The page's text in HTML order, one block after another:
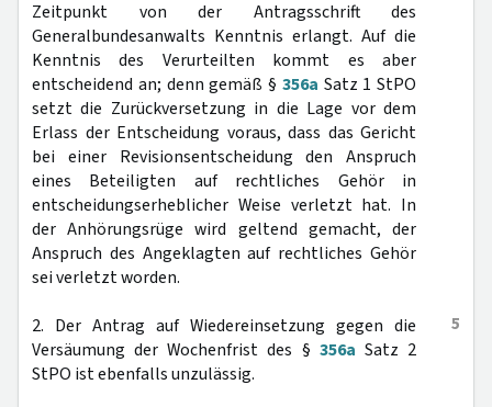
Zeitpunkt von der Antragsschrift des
Generalbundesanwalts Kenntnis erlangt. Auf die
Kenntnis des Verurteilten kommt es aber
entscheidend an; denn gemäß § 356a Satz 1 StPO
setzt die Zurückversetzung in die Lage vor dem
Erlass der Entscheidung voraus, dass das Gericht
bei einer Revisionsentscheidung den Anspruch
eines Beteiligten auf rechtliches Gehör in
entscheidungserheblicher Weise verletzt hat. In
der Anhörungsrüge wird geltend gemacht, der
Anspruch des Angeklagten auf rechtliches Gehör
sei verletzt worden.
5
2. Der Antrag auf Wiedereinsetzung gegen die
Versäumung der Wochenfrist des § 356a Satz 2
StPO ist ebenfalls unzulässig.